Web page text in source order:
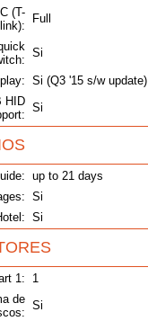
(T-
link):
Full
Si
Si (Q3 '15 s/w update)
HID Si
up to 21 days
Si
Si
1:
1
de Si